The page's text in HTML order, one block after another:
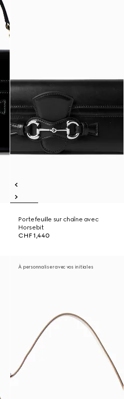
Portefeuille sur chaîne avec
Horsebit
CHF 1,440
À personnaliser avec vos initiales